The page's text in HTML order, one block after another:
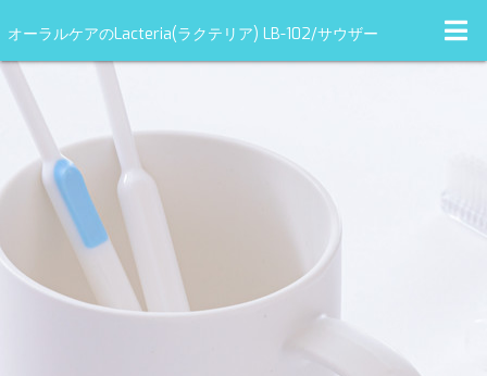
オーラルケアのLacteria(ラクテリア) LB-102/サウザー